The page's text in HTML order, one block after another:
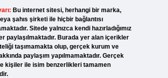
Bu internet sitesi, herhangi bir marka,
şahıs şirketi ile hiçbir bağlantısı
Sitede yalnızca kendi hazırladığımız
paylaşılmaktadır. Burada yer alan içerikler
taşımamakta olup, gerçek kurum ve
paylaşım yapılmamaktadır. Gerçek
kişiler ile isim benzerlikleri tamamen